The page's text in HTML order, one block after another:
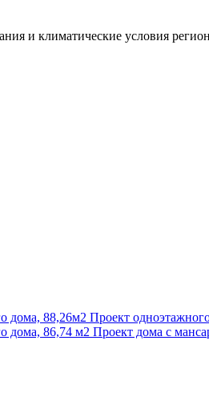
и климатические условия
дома, 88,26м2 Проект
дома, 86,74 м2 Проект дома с